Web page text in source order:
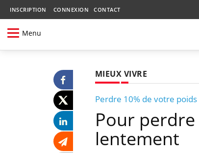
INSCRIPTION CONNEXION CONTACT
Menu
MIEUX VIVRE
Perdre 10% de votre
Pour
lentement